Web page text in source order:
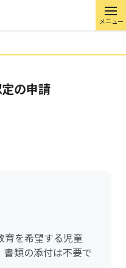
メニュー
の申請
育を希望する児童
書類の添付は不要で